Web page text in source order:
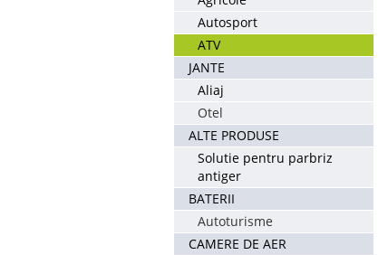
Autosport
ATV
JANTE
Aliaj
Otel
ALTE PRODUSE
Solutie pentru parbriz
antiger
BATERII
Autoturisme
CAMERE DE AER